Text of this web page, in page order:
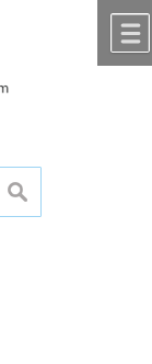
suchen